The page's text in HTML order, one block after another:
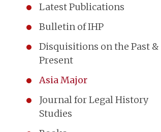
Latest Publications
Bulletin of IHP
Disquisitions on the Past &
Present
Asia Major
Journal for Legal History
Studies